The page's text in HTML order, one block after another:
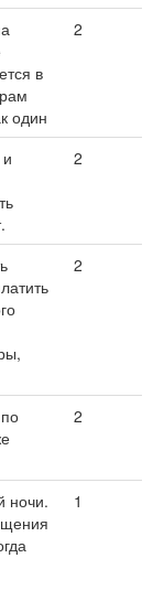
в
один
2
2
2
2
ночи.
1